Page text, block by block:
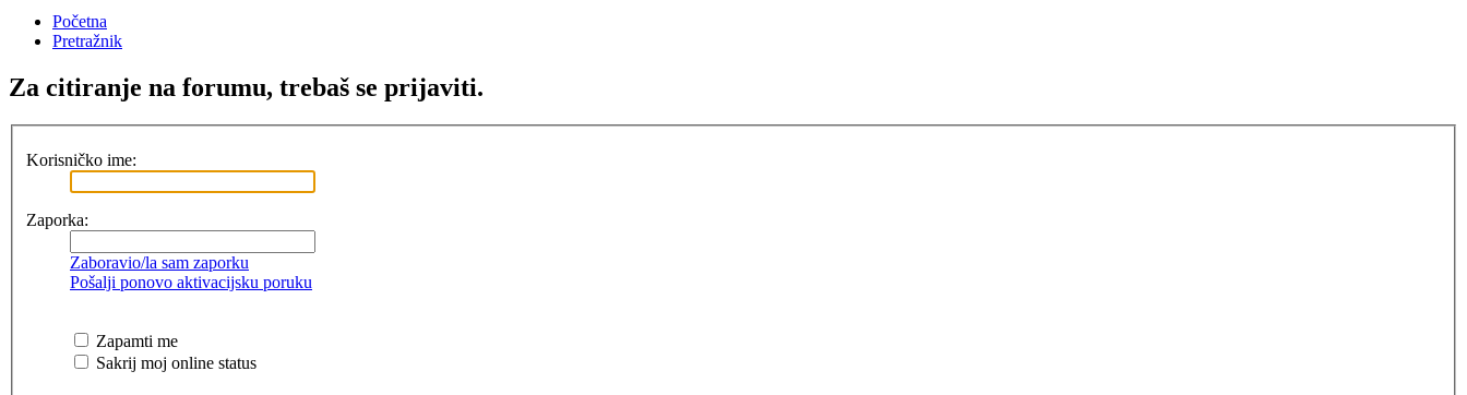
Početna
Pretražnik
Za citiranje na forumu, trebaš se prijaviti.
Korisničko ime:
Zaporka:
Zaboravio/la sam zaporku
Pošalji ponovo aktivacijsku poruku
Zapamti me
Sakrij moj online status